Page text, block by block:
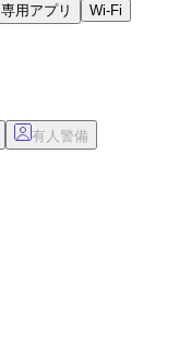
専用アプリ Wi-Fi